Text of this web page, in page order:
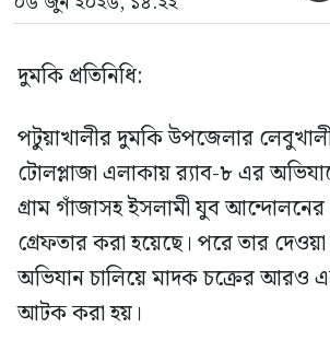
দুমকি প্রতিনিধি:
পটুয়াখালীর দুমকি উপজেলার
টোলপ্লাজা এলাকায় র‍্যাব-৮ এর
গ্রাম গাঁজাসহ ইসলামী যুব
গ্রেফতার করা হয়েছে। পরে তার দেওয়া
অভিযান চালিয়ে মাদক চক্রের আরও
আটক করা হয়।